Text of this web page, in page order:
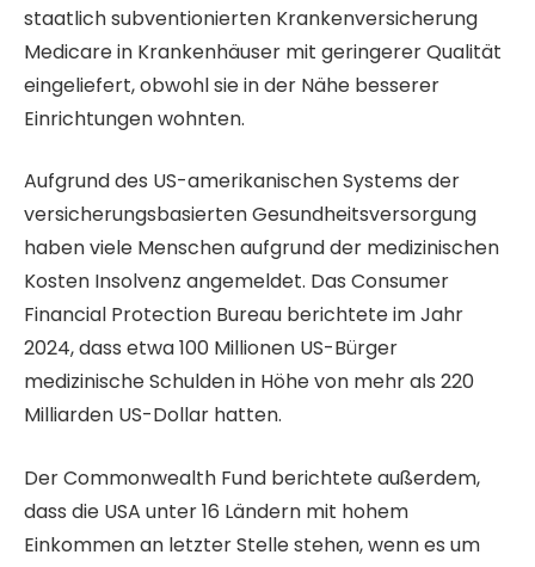
staatlich subventionierten Krankenversicherung
Medicare in Krankenhäuser mit geringerer Qualität
eingeliefert, obwohl sie in der Nähe besserer
Einrichtungen wohnten.
Aufgrund des US-amerikanischen Systems der
versicherungsbasierten Gesundheitsversorgung
haben viele Menschen aufgrund der medizinischen
Kosten Insolvenz angemeldet. Das Consumer
Financial Protection Bureau berichtete im Jahr
2024, dass etwa 100 Millionen US-Bürger
medizinische Schulden in Höhe von mehr als 220
Milliarden US-Dollar hatten.
Der Commonwealth Fund berichtete außerdem,
dass die USA unter 16 Ländern mit hohem
Einkommen an letzter Stelle stehen, wenn es um